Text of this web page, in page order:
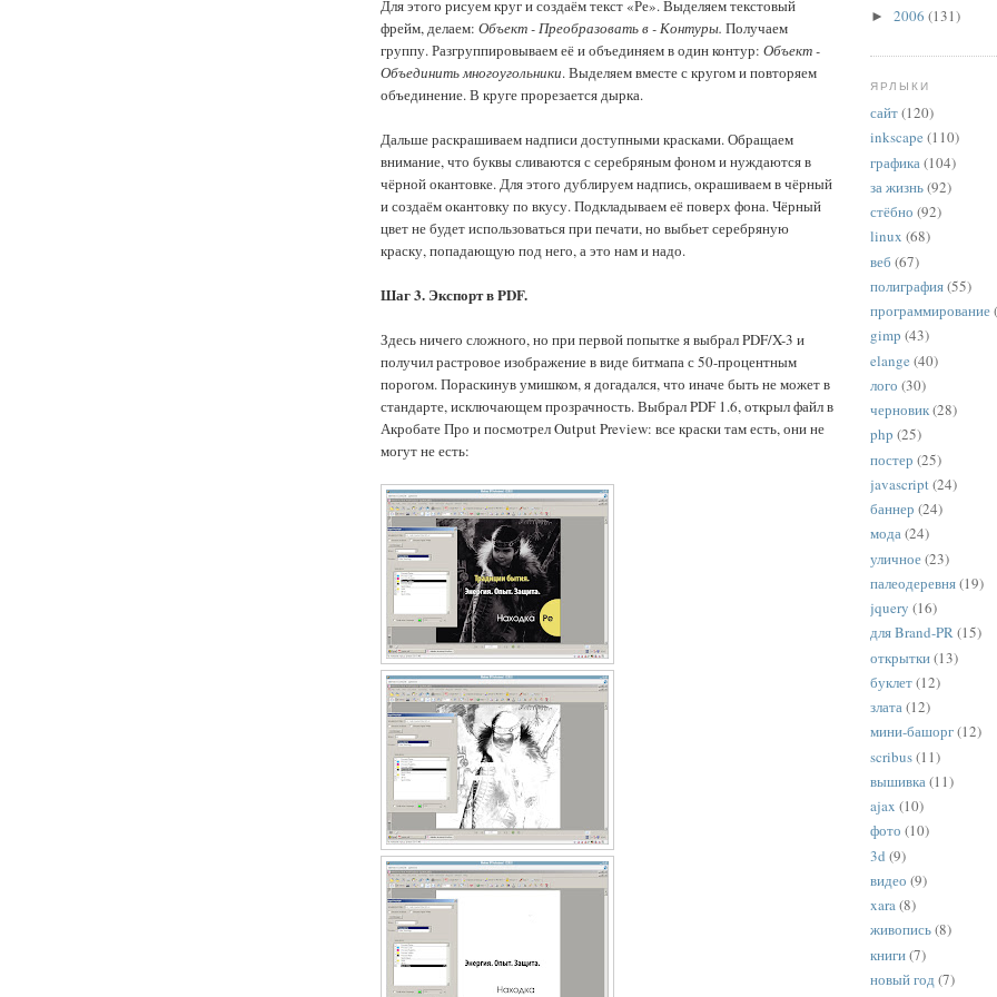
Для этого рисуем круг и создаём текст «Ре». Выделяем текстовый
фрейм, делаем: Объект - Преобразовать в - Контуры. Получаем
группу. Разгруппировываем её и объединяем в один контур: Объект -
Объединить многоугольники. Выделяем вместе с кругом и повторяем
объединение. В круге прорезается дырка.
Дальше раскрашиваем надписи доступными красками. Обращаем
внимание, что буквы сливаются с серебряным фоном и нуждаются в
чёрной окантовке. Для этого дублируем надпись, окрашиваем в чёрный
и создаём окантовку по вкусу. Подкладываем её поверх фона. Чёрный
цвет не будет использоваться при печати, но выбьет серебряную
краску, попадающую под него, а это нам и надо.
Шаг 3. Экспорт в PDF.
Здесь ничего сложного, но при первой попытке я выбрал PDF/X-3 и
получил растровое изображение в виде битмапа с 50-процентным
порогом. Пораскинув умишком, я догадался, что иначе быть не может в
стандарте, исключающем прозрачность. Выбрал PDF 1.6, открыл файл в
Акробате Про и посмотрел Output Preview: все краски там есть, они не
могут не есть:
► 2006 (131)
ЯРЛЫКИ
сайт(120)
inkscape (110)
графика(104)
за жизнь(92)
стёбно (92)
linux (68)
веб (67)
полиграфия(55)
программирование
gimp (43)
elange (40)
лого (30)
черновик(28)
php (25)
постер (25)
javascript(24)
баннер (24)
мода(24)
уличное(23)
палеодеревня(19)
jquery (16)
для Brand-PR(15)
открытки(13)
буклет(12)
злата(12)
мини-башорг(12)
scribus(11)
вышивка(11)
ajax (10)
фото (10)
3d (9)
видео (9)
xara(8)
живопись(8)
книги(7)
новый год (7)